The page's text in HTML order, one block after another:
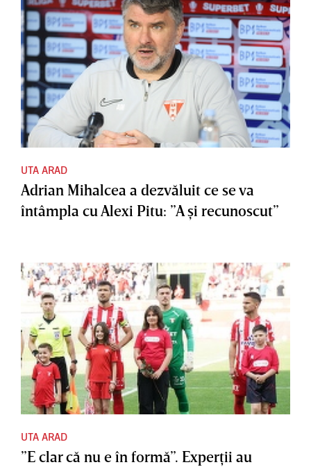
UTA ARAD
Adrian Mihalcea a dezvăluit ce se va
întâmpla cu Alexi Pitu: ”A şi recunoscut”
UTA ARAD
”E clar că nu e în formă”. Experţii au